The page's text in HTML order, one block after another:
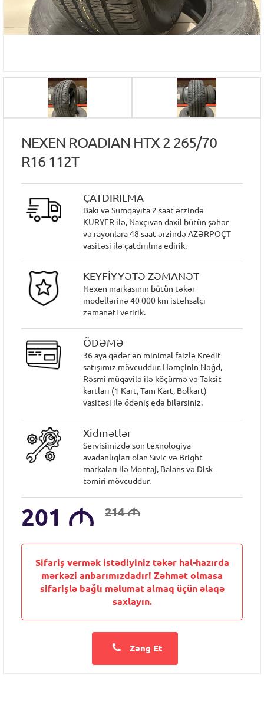
NEXEN ROADIAN HTX 2 265/70
R16 112T
ÇATDIRILMA
Bakı və Sumqayıta 2 saat ərzində
KURYER ilə, Naxçıvan daxil bütün şəhər
və rayonlara 48 saat ərzində AZƏRPOÇT
vasitəsi ilə çatdırılma edirik.
KEYFİYYƏTƏ ZƏMANƏT
Nexen markasının bütün təkər
modellərinə 40 000 km istehsalçı
zəmanəti veririk.
ÖDƏMƏ
36 aya qədər ən minimal faizlə Kredit
satışımız mövcuddur. Həmçinin Nəğd,
Rəsmi müqavilə ilə köçürmə və Taksit
kartları (1 Kart, Tam Kart, Bolkart)
vasitəsi ilə ödəniş edə bilərsiniz.
Xidmətlər
Servisimizdə son texnologiya
avadanlıqları olan Sıvic və Bright
markaları ilə Montaj, Balans və Disk
təmiri mövcuddur.
201 M 214M
Sifariş vermək istədiyiniz təkər hal-hazırda
mərkəzi anbarımızdadır! Zəhmət olmasa
sifarişlə bağlı məlumat almaq üçün əlaqə
saxlayın.
Zəng Et